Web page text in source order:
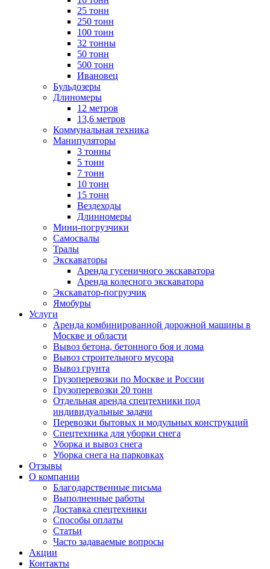
25 тонн
250 тонн
100 тонн
32 тонны
50 тонн
500 тонн
Ивановец
Бульдозеры
Длиномеры
12 метров
13,6 метров
Коммунальная техника
Манипуляторы
3 тонны
5 тонн
7 тонн
10 тонн
15 тонн
Вездеходы
Длинномеры
Мини-погрузчики
Самосвалы
Тралы
Экскаваторы
Аренда гусеничного экскаватора
Аренда колесного экскаватора
Экскаватор-погрузчик
Ямобуры
Услуги
Аренда комбинированной дорожной машины в
Москве и области
Вывоз бетона, бетонного боя и лома
Вывоз строительного мусора
Вывоз грунта
Грузоперевозки по Москве и России
Грузоперевозки 20 тонн
Отдельная аренда спецтехники под
индивидуальные задачи
Перевозки бытовых и модульных конструкций
Спецтехника для уборки снега
Уборка и вывоз снега
Уборка снега на парковках
Отзывы
О компании
Благодарственные письма
Выполненные работы
Доставка спецтехники
Способы оплаты
Статьи
Часто задаваемые вопросы
Акции
Контакты